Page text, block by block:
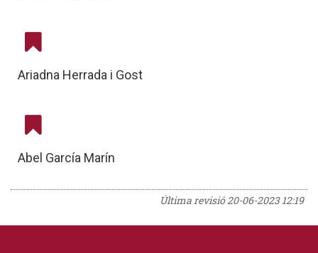
Ariadna Herrada i Gost
Abel García Marín
Última revisió20-06-2023 12:19